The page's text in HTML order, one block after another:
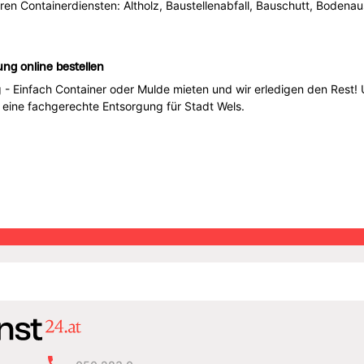
Containerdiensten: Altholz, Baustellenabfall, Bauschutt,
online bestellen
Einfach Container oder Mulde mieten und wir erledigen den Rest!
fachgerechte Entsorgung für Stadt Wels.